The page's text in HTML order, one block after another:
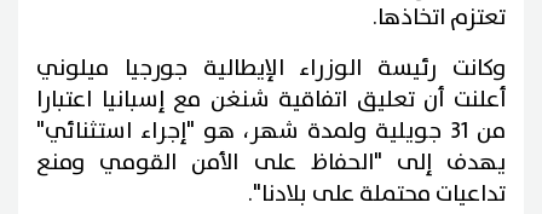
تعتزم اتخاذها.
وكانت رئيسة الوزراء الإيطالية جورجيا ميلوني
أعلنت أن تعليق اتفاقية شنغن مع إسبانيا اعتبارا
من 31 جويلية ولمدة شهر، هو "إجراء استثنائي"
يهدف إلى "الحفاظ على الأمن القومي ومنع
تداعيات محتملة على بلادنا".